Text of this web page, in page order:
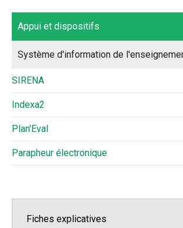
Appui et dispositifs
Système d'information de
SIRENA
Indexa2
Plan'Eval
Parapheur électronique
Fiches explicatives